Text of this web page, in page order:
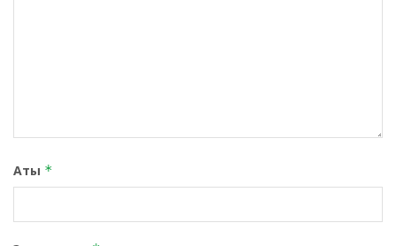
Аты *